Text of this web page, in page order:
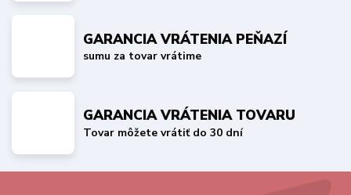
GARANCIA VRÁTENIA PEŇAZÍ
sumu za tovar vrátime
GARANCIA VRÁTENIA TOVARU
Tovar môžete vrátiť do 30 dní